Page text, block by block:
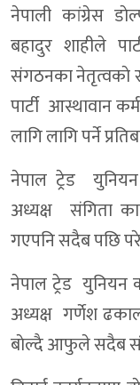
नेपाली कांग्रेस
बहादुर शाहीले
संगठनका नेतृत्वकाे
पार्टी आस्थावान
लागि लागि पर्ने
नेपाल ट्रेड युनियन
अध्यक्ष संगिता
गएपनि सदैब पछि
नेपाल ट्रेड युनियन
अध्यक्ष गर्णेश
बाेल्दै आफुले सदैब